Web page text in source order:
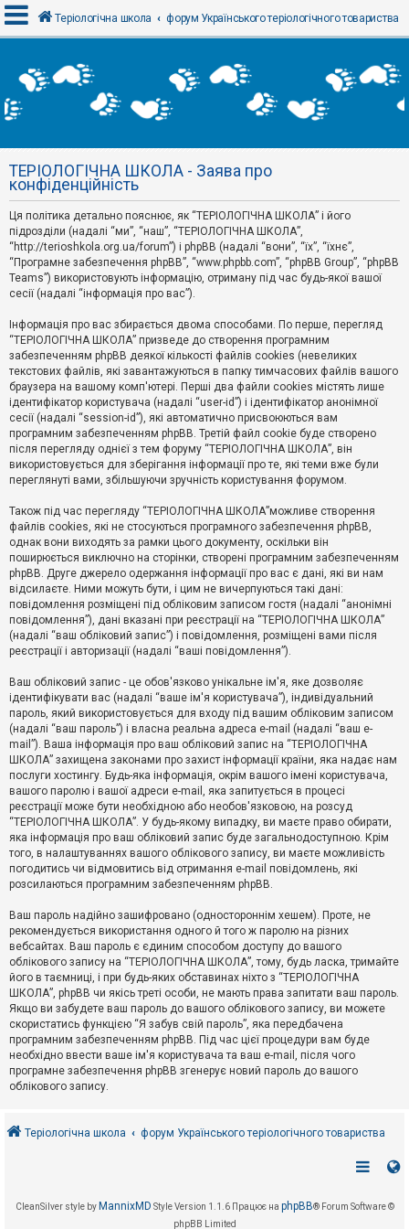
х
і
Р
е
с
т
р
а
ц
і
я
Т
е
м
и
б
е
з
в
і
д
о
і
д
е
й
А
т
и
в
е
м
и
П
о
ш
у
Д
о
м
о
г
Теріологічна школа форум Українського теріологічного товариства
ТЕРІОЛОГІЧНА ШКОЛА - Заява про
конфіденційність
Ця політика детально пояснює, як “ТЕРІОЛОГІЧНА ШКОЛА” і його
підрозділи (надалі “ми”, “наш”, “ТЕРІОЛОГІЧНА ШКОЛА”,
“http://terioshkola.org.ua/forum”) і phpBB (надалі “вони”, “їх”, “їхнє”,
“Програмне забезпечення phpBB”, “www.phpbb.com”, “phpBB Group”, “phpBB
Teams”) використовують інформацію, отриману під час будь-якої вашої
сесії (надалі “інформація про вас”).
Інформація про вас збирається двома способами. По перше, перегляд
“ТЕРІОЛОГІЧНА ШКОЛА” призведе до створення програмним
забезпеченням phpBB деякої кількості файлів cookies (невеликих
текстових файлів, які завантажуються в папку тимчасових файлів вашого
браузера на вашому комп'ютері. Перші два файли cookies містять лише
ідентифікатор користувача (надалі “user-id”) і ідентифікатор анонімної
сесії (надалі “session-id”), які автоматично присвоюються вам
програмним забезпеченням phpBB. Третій файл cookie буде створено
після перегляду однієї з тем форуму “ТЕРІОЛОГІЧНА ШКОЛА”, він
використовується для зберігання інформації про те, які теми вже були
переглянуті вами, збільшуючи зручність користування форумом.
Також під час перегляду “ТЕРІОЛОГІЧНА ШКОЛА”можливе створення
файлів cookies, які не стосуються програмного забезпечення phpBB,
однак вони виходять за рамки цього документу, оскільки він
поширюється виключно на сторінки, створені програмним забезпеченням
phpBB. Друге джерело одержання інформації про вас є дані, які ви нам
відсилаєте. Ними можуть бути, і цим не вичерпуються такі дані:
повідомлення розміщені під обліковим записом гостя (надалі “анонімні
повідомлення”), дані вказані при реєстрації на “ТЕРІОЛОГІЧНА ШКОЛА”
(надалі “ваш обліковий запис”) і повідомлення, розміщені вами після
реєстрації і авторизації (надалі “ваші повідомлення”).
Ваш обліковий запис - це обов'язково унікальне ім'я, яке дозволяє
ідентифікувати вас (надалі “ваше ім'я користувача”), індивідуальний
пароль, який використовується для входу під вашим обліковим записом
(надалі “ваш пароль”) і власна реальна адреса e-mail (надалі “ваш e-
mail”). Ваша інформація про ваш обліковий запис на “ТЕРІОЛОГІЧНА
ШКОЛА” захищена законами про захист інформації країни, яка надає нам
послуги хостингу. Будь-яка інформація, окрім вашого імені користувача,
вашого паролю і вашої адреси e-mail, яка запитується в процесі
реєстрації може бути необхідною або необов'язковою, на розсуд
“ТЕРІОЛОГІЧНА ШКОЛА”. У будь-якому випадку, ви маєте право обирати,
яка інформація про ваш обліковий запис буде загальнодоступною. Крім
того, в налаштуваннях вашого облікового запису, ви маєте можливість
погодитись чи відмовитись від отримання e-mail повідомлень, які
розсилаються програмним забезпеченням phpBB.
Ваш пароль надійно зашифровано (одностороннім хешем). Проте, не
рекомендується використання одного й того ж паролю на різних
вебсайтах. Ваш пароль є єдиним способом доступу до вашого
облікового запису на “ТЕРІОЛОГІЧНА ШКОЛА”, тому, будь ласка, тримайте
його в таємниці, і при будь-яких обставинах ніхто з “ТЕРІОЛОГІЧНА
ШКОЛА”, phpBB чи якісь треті особи, не мають права запитати ваш пароль.
Якщо ви забудете ваш пароль до вашого облікового запису, ви можете
скористатись функцією “Я забув свій пароль”, яка передбачена
програмним забезпеченням phpBB. Під час цієї процедури вам буде
необхідно ввести ваше ім'я користувача та ваш e-mail, після чого
програмне забезпечення phpBB згенерує новий пароль до вашого
облікового запису.
Теріологічна школа форум Українського теріологічного товариства
CleanSilver style by MannixMD Style Version 1.1.6 Працює на phpBB® Forum Software ©
phpBB Limited